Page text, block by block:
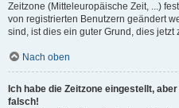
Zeitzone (Mitteleuropäische Zeit, ...)
von registrierten Benutzern geändert
sind, ist dies ein guter Grund, dies jetzt
Nach oben
Ich habe die Zeitzone eingestellt,
falsch!